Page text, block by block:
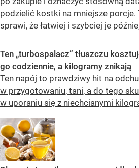
podzielić kostki na mniejsze porcje.
sprawi, że łatwiej i szybciej je
Ten „turbospalacz” tłuszczu
go codziennie, a kilogramy znikają
Ten napój to prawdziwy hit na
w przygotowaniu, tani, a do tego
w uporaniu się z niechcianymi